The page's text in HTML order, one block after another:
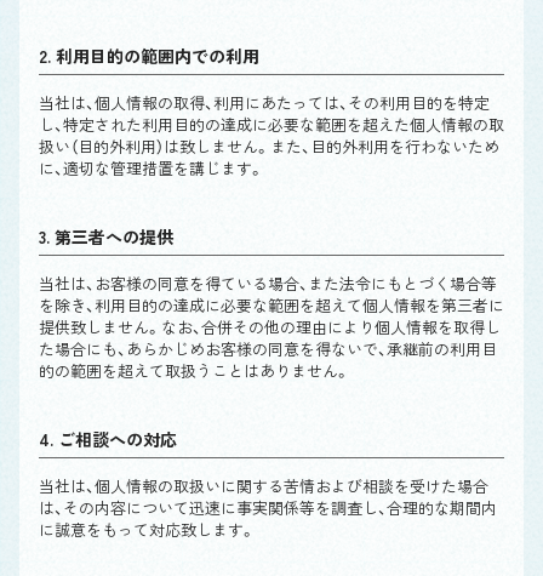
2. 利用目的の範囲内での利用
当社は、個人情報の取得、利用にあたっては、その利用目的を特定
し、特定された利用目的の達成に必要な範囲を超えた個人情報の取
扱い（目的外利用）は致しません。また、目的外利用を行わないため
に、適切な管理措置を講じます。
3. 第三者への提供
当社は、お客様の同意を得ている場合、また法令にもとづく場合等
を除き、利用目的の達成に必要な範囲を超えて個人情報を第三者に
提供致しません。なお、合併その他の理由により個人情報を取得し
た場合にも、あらかじめお客様の同意を得ないで、承継前の利用目
的の範囲を超えて取扱うことはありません。
4. ご相談への対応
当社は、個人情報の取扱いに関する苦情および相談を受けた場合
は、その内容について迅速に事実関係等を調査し、合理的な期間内
に誠意をもって対応致します。